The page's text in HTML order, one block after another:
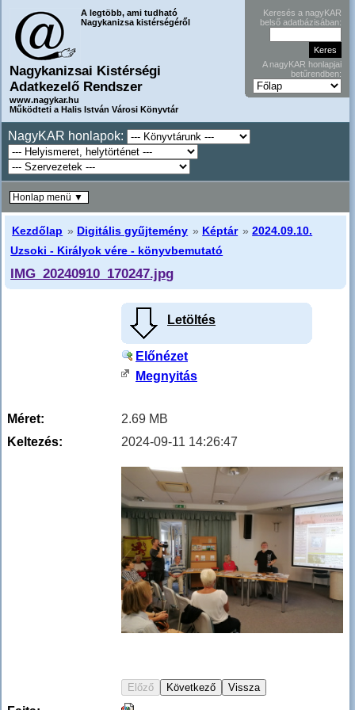
A legtöbb, ami tudható
Nagykanizsa kistérségéről
Nagykanizsai Kistérségi
Adatkezelő Rendszer
www.nagykar.hu
Működteti a Halis István Városi Könyvtár
Keresés a nagyKAR
belső adatbázisában:
A nagyKAR honlapjai
betűrendben:
NagyKAR honlapok:
Kezdőlap » Digitális gyűjtemény » Képtár »2024.09.10.
Uzsoki - Királyok vére - könyvbemutató
IMG_20240910_170247.jpg
Letöltés
Előnézet
Megnyitás
Méret:
2.69 MB
Keltezés:
2024-09-11 14:26:47
Honlap menü ▼